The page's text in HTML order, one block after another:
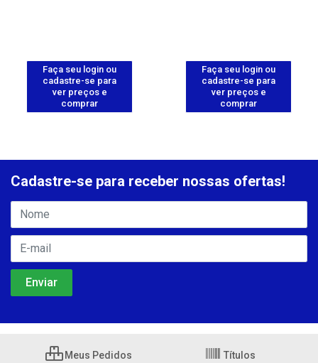
Faça seu login ou
cadastre-se para
ver preços e
comprar
Faça seu login ou
cadastre-se para
ver preços e
comprar
Cadastre-se para receber nossas ofertas!
Meus Pedidos Títulos